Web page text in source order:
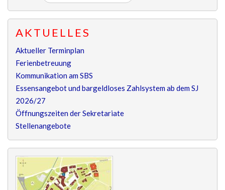
AKTUELLES
Aktueller Terminplan
Ferienbetreuung
Kommunikation am SBS
Essensangebot und bargeldloses Zahlsystem ab dem SJ
2026/27
Öffnungszeiten der Sekretariate
Stellenangebote